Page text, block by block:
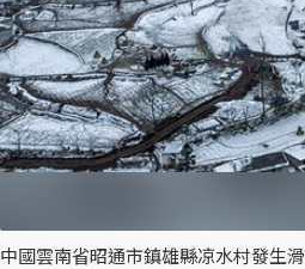
中國雲南省昭通市鎮雄縣凉水村發生